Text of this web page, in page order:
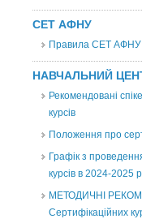
СЕТ АФНУ
Правила СЕТ АФНУ
НАВЧАЛЬНИЙ
Рекомендовані
курсів
Положення про
Графік з
курсів в 2024-2025
МЕТОДИЧНІ
Сертифікаційних